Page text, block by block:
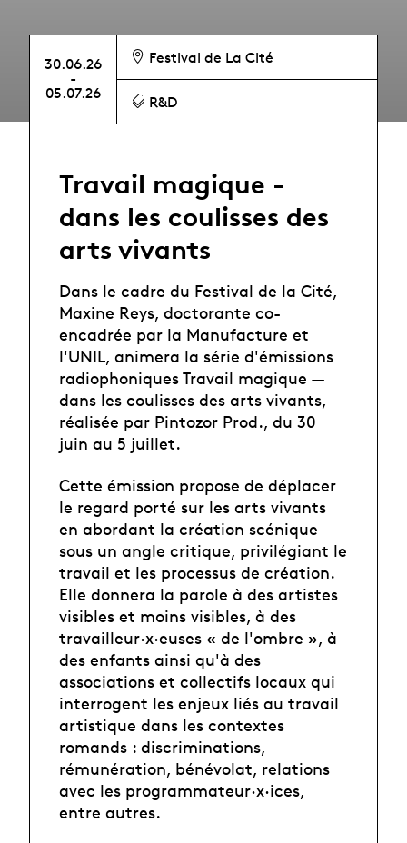
30.06.26
-
05.07.26
Festival de La Cité
R&D
Travail magique -
dans les coulisses des
arts vivants
Dans le cadre du Festival de la Cité,
Maxine Reys, doctorante co-
encadrée par la Manufacture et
l'UNIL, animera la série d'émissions
radiophoniques Travail magique —
dans les coulisses des arts vivants,
réalisée par Pintozor Prod., du 30
juin au 5 juillet.
Cette émission propose de déplacer
le regard porté sur les arts vivants
en abordant la création scénique
sous un angle critique, privilégiant le
travail et les processus de création.
Elle donnera la parole à des artistes
visibles et moins visibles, à des
travailleur·x·euses « de l'ombre », à
des enfants ainsi qu'à des
associations et collectifs locaux qui
interrogent les enjeux liés au travail
artistique dans les contextes
romands : discriminations,
rémunération, bénévolat, relations
avec les programmateur·x·ices,
entre autres.